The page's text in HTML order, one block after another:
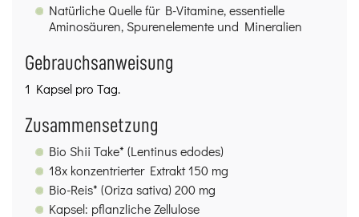
Natürliche Quelle für B-Vitamine, essentielle
Aminosäuren, Spurenelemente und Mineralien
Gebrauchsanweisung
1 Kapsel pro Tag.
Zusammensetzung
Bio Shii Take* (Lentinus edodes)
18x konzentrierter Extrakt 150 mg
Bio-Reis* (Oriza sativa) 200 mg
Kapsel: pflanzliche Zellulose